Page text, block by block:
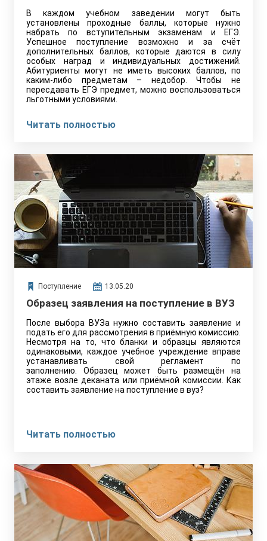
В каждом учебном заведении могут быть
установлены проходные баллы, которые нужно
набрать по вступительным экзаменам и ЕГЭ.
Успешное поступление возможно и за счёт
дополнительных баллов, которые даются в силу
особых наград и индивидуальных достижений.
Абитуриенты могут не иметь высоких баллов, по
каким-либо предметам – недобор. Чтобы не
пересдавать ЕГЭ предмет, можно воспользоваться
льготными условиями.
Читать полностью
Поступление 13.05.20
Образец заявления на поступление в ВУЗ
После выбора ВУЗа нужно составить заявление и
подать его для рассмотрения в приёмную комиссию.
Несмотря на то, что бланки и образцы являются
одинаковыми, каждое учебное учреждение вправе
устанавливать свой регламент по
заполнению. Образец может быть размещён на
этаже возле деканата или приёмной комиссии. Как
составить заявление на поступление в вуз?
Читать полностью